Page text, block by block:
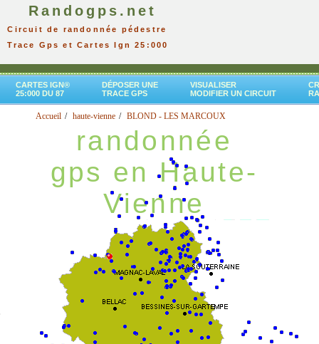
Randogps.net
Circuit de randonnée pédestre
Trace Gps et Cartes Ign 25:000
CARTES IGN®
25:000 DU 87
DÉPOSER UNE
TRACE GPS
VISUALISER
MODIFIER UN CIRCUIT
Accueil haute-vienne BLOND - LES MARCOUX
randonnée
gps en Haute-
Vienne